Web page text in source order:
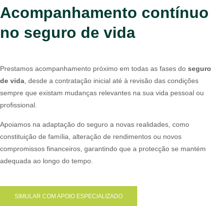
Acompanhamento contínuo
no seguro de vida
Prestamos acompanhamento próximo em todas as fases do seguro
de vida, desde a contratação inicial até à revisão das condições
sempre que existam mudanças relevantes na sua vida pessoal ou
profissional.
Apoiamos na adaptação do seguro a novas realidades, como
constituição de família, alteração de rendimentos ou novos
compromissos financeiros, garantindo que a protecção se mantém
adequada ao longo do tempo.
SIMULAR COM APOIO ESPECIALIZADO